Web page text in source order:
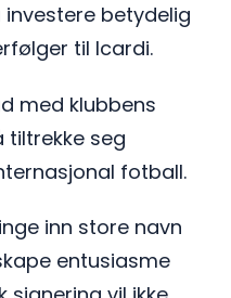
betydelig
til Icardi.
med klubbens
tiltrekke seg
fotball.
inn store navn
entusiasme